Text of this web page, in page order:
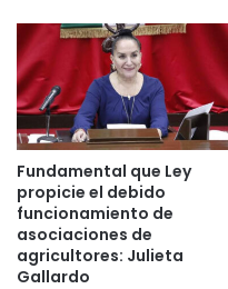
Fundamental que Ley
propicie el debido
funcionamiento de
asociaciones de
agricultores: Julieta
Gallardo